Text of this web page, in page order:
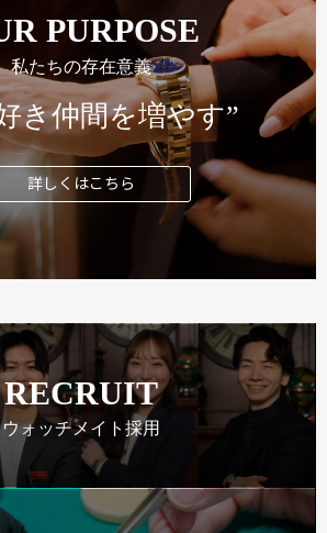
PURPOSE
私たちの存在意義
き仲間を増やす”
詳しくはこちら
RECRUIT
ウォッチメイト採用